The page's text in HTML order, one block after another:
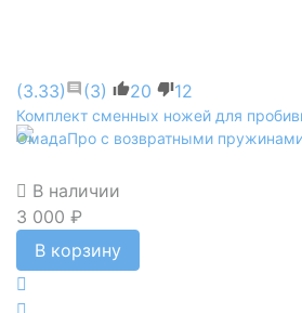
(3.33) (3) 20 12
Комплект сменных ножей для
ОмадаПро с возвратными
В наличии
3 000 ₽
В корзину